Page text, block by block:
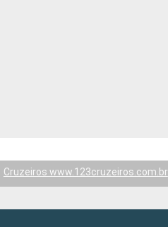
Cruzeiros www.123cruzeiros.com.br